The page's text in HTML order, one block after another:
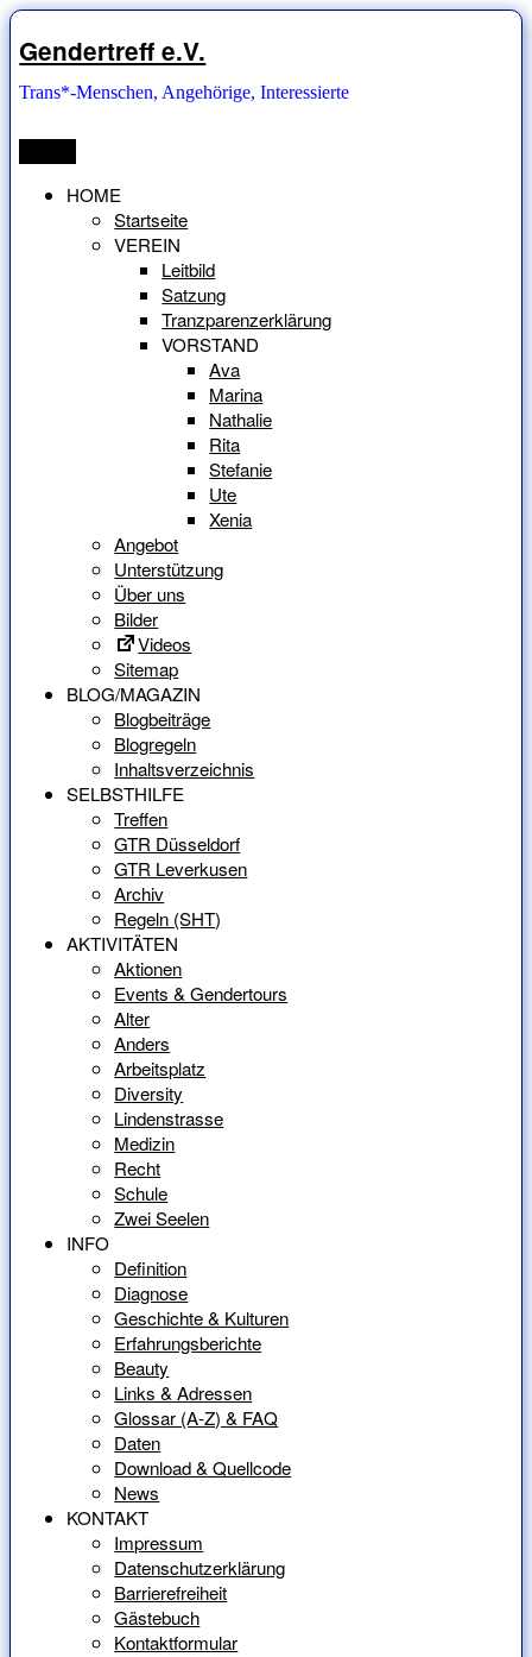
Zum
Inhalt
springen
Gendertreff e.V.
Trans*-Menschen, Angehörige, Interessierte
HOME
Startseite
VEREIN
Leitbild
Satzung
Tranzparenzerklärung
VORSTAND
Ava
Marina
Nathalie
Rita
Stefanie
Ute
Xenia
Angebot
Unterstützung
Über uns
Bilder
Videos
Sitemap
BLOG/MAGAZIN
Blogbeiträge
Blogregeln
Inhaltsverzeichnis
SELBSTHILFE
Treffen
GTR Düsseldorf
GTR Leverkusen
Archiv
Regeln (SHT)
AKTIVITÄTEN
Aktionen
Events & Gendertours
Alter
Anders
Arbeitsplatz
Diversity
Lindenstrasse
Medizin
Recht
Schule
Zwei Seelen
INFO
Definition
Diagnose
Geschichte & Kulturen
Erfahrungsberichte
Beauty
Links & Adressen
Glossar (A-Z) & FAQ
Daten
Download & Quellcode
News
KONTAKT
Impressum
Datenschutzerklärung
Barrierefreiheit
Gästebuch
Kontaktformular